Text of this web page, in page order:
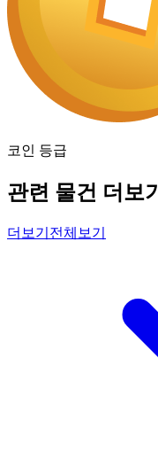
코인 등급
관련 물건 더보기
더보기 전체보기